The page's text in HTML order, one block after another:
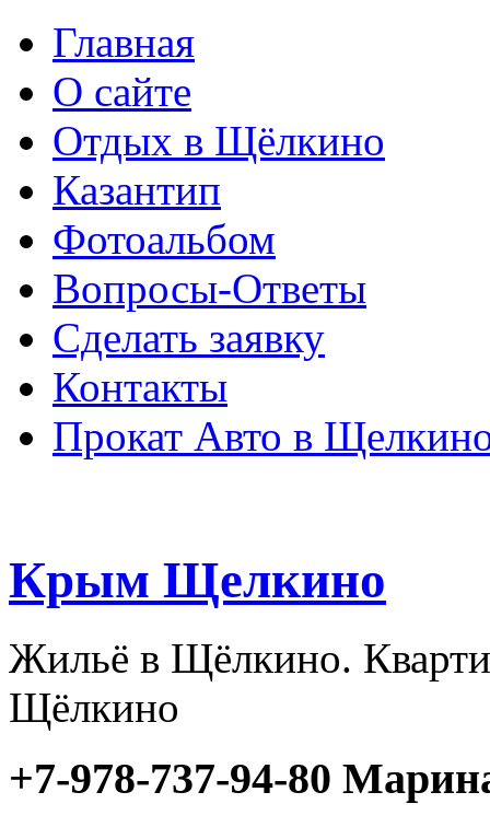
Главная
О сайте
Отдых в Щёлкино
Казантип
Фотоальбом
Вопросы-Ответы
Сделать заявку
Контакты
Прокат Авто в
Крым Щелкино
Жильё в Щёлкино.
Щёлкино
+7-978-737-94-80